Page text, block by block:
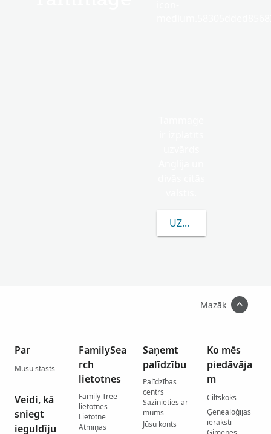
UZZINĀT VAIRĀK PAR
Mazāk
Par
Mūsu stāsts
Veidi, kā
sniegt
ieguldīju
FamilySea
rch
lietotnes
Family Tree
lietotnes
Lietotne
Atmiņas
Saņemt
palīdzību
Palīdzības
centrs
Sazinieties ar
mums
Jūsu konts
Ko mēs
piedāvāja
m
Ciltskoks
Ģenealoģijas
ieraksti